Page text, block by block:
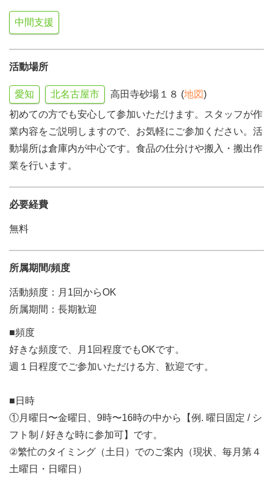
中間支援
活動場所
愛知 北名古屋市 高田寺砂場１８ (地図)
初めての方でも安心して参加いただけます。スタッフが作
業内容をご説明しますので、お気軽にご参加ください。活
動場所は倉庫内が中心です。食品の仕分けや搬入・搬出作
業を行います。
必要経費
無料
所属期間/頻度
活動頻度：月1回からOK
所属期間：長期歓迎
■頻度
好きな頻度で、月1回程度でもOKです。
週１日程度でご参加いただける方、歓迎です。
■日時
①月曜日〜金曜日、9時〜16時の中から【例. 曜日固定 / シ
フト制 / 好きな時に参加可】です。
②繁忙のタイミング（土日）でのご案内（現状、毎月第４
土曜日・日曜日）